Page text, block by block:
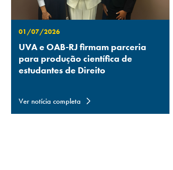
01/07/2026
UVA e OAB-RJ firmam parceria
para produção científica de
estudantes de Direito
Ver notícia completa